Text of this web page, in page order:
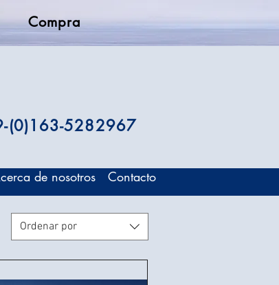
Compra
(0)163-5282967
de nosotros Contacto
Ordenar por